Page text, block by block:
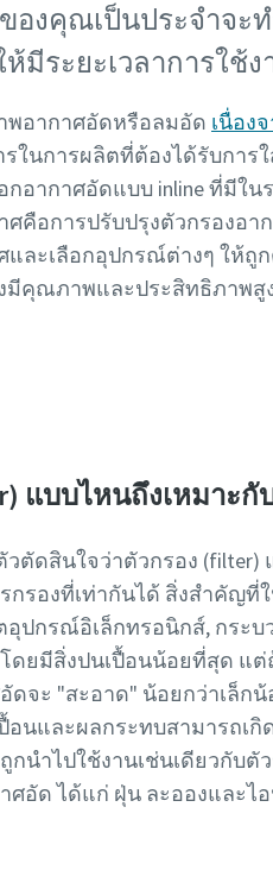
องคุณเป็นประจำจะ
มีระยะเวลาการใช้
พอากาศอัดหรือลมอัด เนื่อง
ในการผลิตที่ต้องได้รับการ
อากาศอัดแบบ inline ที่มีใ
อการปรับปรุงตัวกรองอา
และเลือกอุปกรณ์ต่างๆ ให้
มีคุณภาพและประสิทธิภาพสู
แบบไหนถึงเหมาะ
ตัดสินใจว่าตัวกรอง
รองที่เท่ากันได้ สิ่งสำคัญ
ปกรณ์อิเล็กทรอนิกส์, กระ
ยมีสิ่งปนเปื้อนน้อยที่สุด แ
ดจะ "สะอาด" น้อยกว่าเล็
อนและผลกระทบสามารถ
นำไปใช้งานเช่นเดียวกับ
อัด ได้แก่ ฝุ่น ละอองและไ